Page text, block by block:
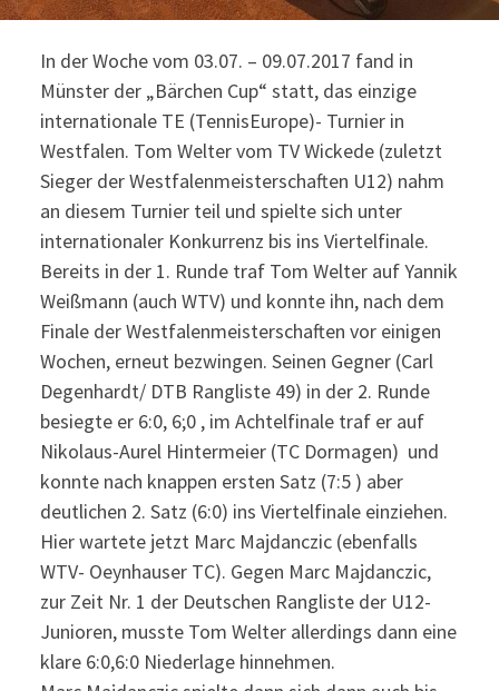
In der Woche vom 03.07. – 09.07.2017 fand in
Münster der „Bärchen Cup“ statt, das einzige
internationale TE (TennisEurope)- Turnier in
Westfalen. Tom Welter vom TV Wickede (zuletzt
Sieger der Westfalenmeisterschaften U12) nahm
an diesem Turnier teil und spielte sich unter
internationaler Konkurrenz bis ins Viertelfinale.
Bereits in der 1. Runde traf Tom Welter auf Yannik
Weißmann (auch WTV) und konnte ihn, nach dem
Finale der Westfalenmeisterschaften vor einigen
Wochen, erneut bezwingen. Seinen Gegner (Carl
Degenhardt/ DTB Rangliste 49) in der 2. Runde
besiegte er 6:0, 6;0 , im Achtelfinale traf er auf
Nikolaus-Aurel Hintermeier (TC Dormagen) und
konnte nach knappen ersten Satz (7:5 ) aber
deutlichen 2. Satz (6:0) ins Viertelfinale einziehen.
Hier wartete jetzt Marc Majdanczic (ebenfalls
WTV- Oeynhauser TC). Gegen Marc Majdanczic,
zur Zeit Nr. 1 der Deutschen Rangliste der U12-
Junioren, musste Tom Welter allerdings dann eine
klare 6:0,6:0 Niederlage hinnehmen.